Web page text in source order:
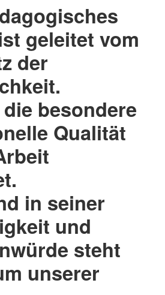
geleitet vom
der
besondere
Qualität
in seiner
und
steht
unserer